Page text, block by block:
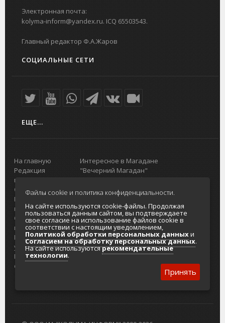
Электронная почта:
kolyma-inform@yandex.ru. ICQ 65503543.
Главный редактор Ф.А.Жаров
СОЦИАЛЬНЫЕ СЕТИ
ЕЩЕ...
На главную
Редакция
портала
О проекте
Реклама на
портале
Отзывы и
предложения
Интернет-
услуги
Разработка
сайтов
Интересное в Магадане
"Вечерний Магадан"
Реклама
Главный туристический портал
Колымы
Политика в отношении обработки
персональных данных
Согласие на обработку персональных
данных
Файлы cookie и политика конфиденциальности.
На сайте используются cookie-файлы. Продолжая
пользоваться данным сайтом, вы подтверждаете
свое согласие на использование файлов cookie в
соответствии с настоящим уведомлением,
Политикой обработки персональных данныхи
Согласием на обработку персональных данных.
На сайте используютсярекомендательные
технологии.
Принять